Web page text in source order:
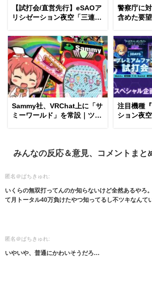
【試打会/直営先行】eSAOア
リシゼーション夜空「三連休
「サンシャイン平針店 先行導
入情報」etc…
警察庁に
含めた要
上げ、遊
見交換中…
Sammy社、VRChat上に「サ
ミーワールド」を常設｜ツイ
etc…
注目機種
ション夜
3DAYs（7
みんなの反応＆意見、コメントまと
匿名＠ぱちきゅれ:
いくらの無双打ってんのか知らないけど全然あるやろ
て月トータル40万負けたやつ知ってるし不ツキなんて
匿名＠ぱちきゅれ:
いやいや、普通にかわいそうだろ…